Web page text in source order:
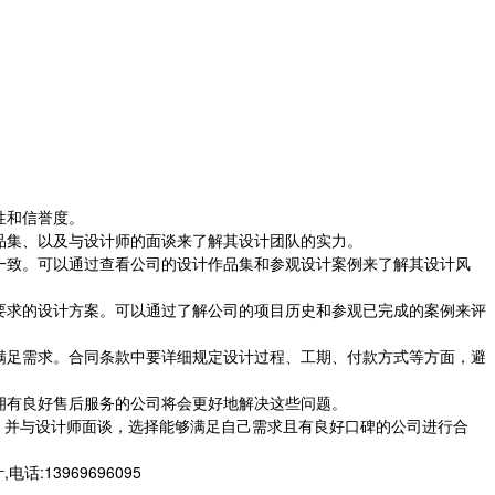
信誉度。
以及与设计师的面谈来了解其设计团队的实力。
可以通过查看公司的设计作品集和参观设计案例来了解其设计风
设计方案。可以通过了解公司的项目历史和参观已完成的案例来评
求。合同条款中要详细规定设计过程、工期、付款方式等方面，避
好售后服务的公司将会更好地解决这些问题。
设计师面谈，选择能够满足自己需求且有良好口碑的公司进行合
,电话:13969696095